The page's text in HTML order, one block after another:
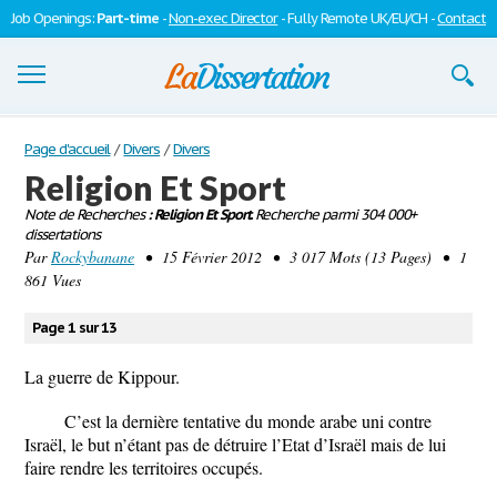
Job Openings:Part-time -Non-exec Director- Fully Remote UK/EU/CH -Contact
Dissertations
S'inscrire
Se connecter
Contactez-nous
Page d'accueil / Divers / Divers
Religion Et Sport
Note de Recherches: Religion Et Sport.Recherche parmi 304 000+
dissertations
ParRockybanane • 15 Février 2012 • 3 017 Mots (13 Pages) • 1
861 Vues
Page 1 sur 13
La guerre de Kippour.
C’est la dernière tentative du monde arabe uni contre
Israël, le but n’étant pas de détruire l’Etat d’Israël mais de lui
faire rendre les territoires occupés.